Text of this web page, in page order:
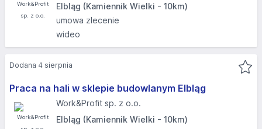
Elbląg (Kamiennik Wielki - 10km)
umowa zlecenie
wideo
Praca na hali w sklepie budowlanym Elbląg
Work&Profit sp. z o.o.
Elbląg (Kamiennik Wielki - 10km)
Dodana 4 sierpnia